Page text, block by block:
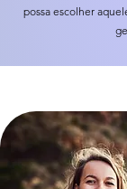
possa escolher